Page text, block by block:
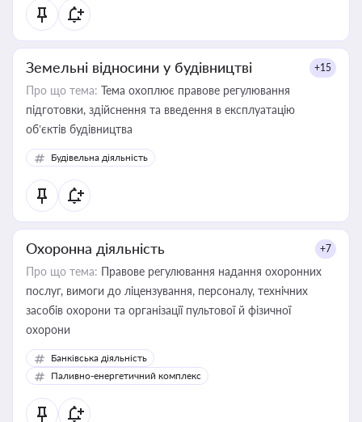
Земельні відносини у будівництві +15
Про що тема: Тема охоплює правове регулювання
підготовки, здійснення та введення в експлуатацію
об’єктів будівництва
Будівельна діяльність
Охоронна діяльність +7
Про що тема: Правове регулювання надання охоронних
послуг, вимоги до ліцензування, персоналу, технічних
засобів охорони та організації пультової й фізичної
охорони
Банківська діяльність
Паливно-енергетичний комплекс